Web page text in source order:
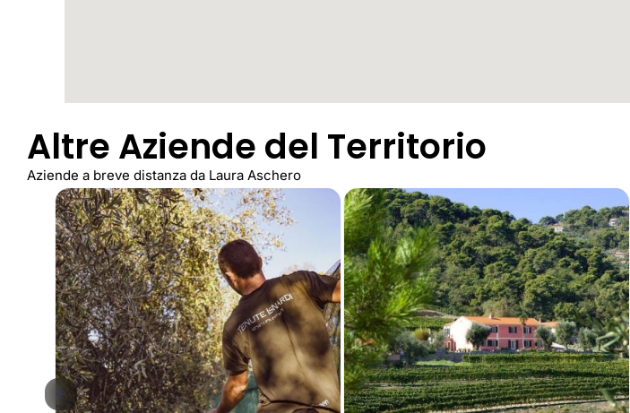
Altre Aziende del Territorio
Aziende a breve distanza da Laura Aschero